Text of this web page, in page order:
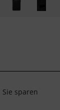
Sie sparen